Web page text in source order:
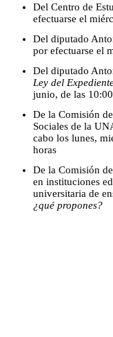
Del Centro de
efectuarse el
Del diputado
por efectuarse el
Del diputado
Ley del
junio, de las
De la Comisión
Sociales de la
cabo los lunes,
horas
De la Comisión
en instituciones
universitaria de
¿qué propones?